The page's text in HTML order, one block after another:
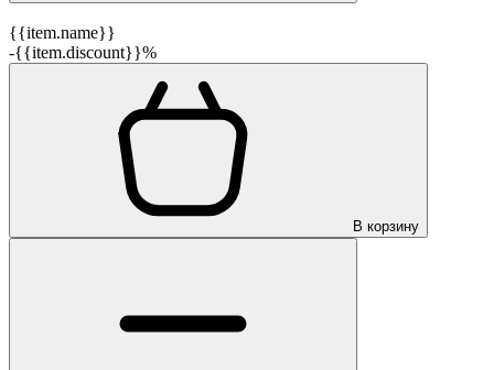
{{item.name}}
-{{item.discount}}%
В корзину